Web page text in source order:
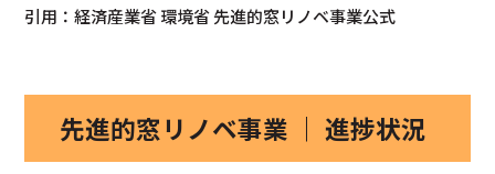
引用：経済産業省 環境省 先進的窓リノベ事業公式
先進的窓リノベ事業 ｜ 進捗状況